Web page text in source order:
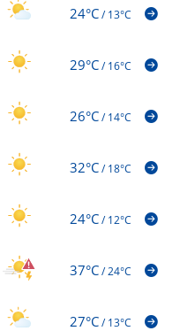
24°C/13°C
29°C/16°C
26°C/14°C
32°C/18°C
24°C/12°C
37°C/24°C
27°C/13°C